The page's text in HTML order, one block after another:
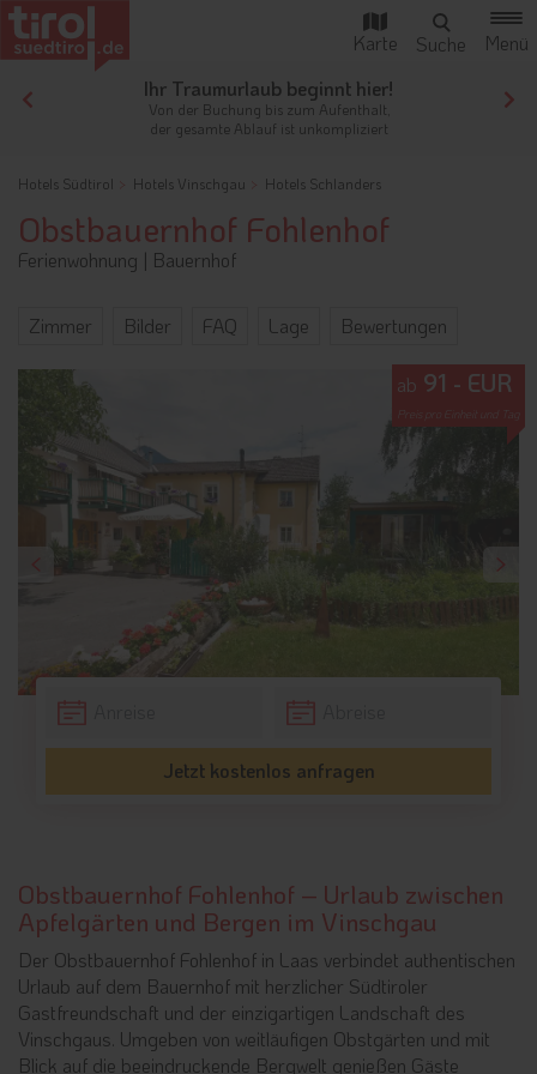
Ihr Traumurlaub beginnt hier!
Von der Buchung bis zum Aufenthalt,
der gesamte Ablauf ist unkompliziert
Hotels Südtirol Hotels Vinschgau Hotels Schlanders
Obstbauernhof Fohlenhof
Ferienwohnung | Bauernhof
Zimmer Bilder FAQ Lage Bewertungen
ab 91 - EUR
Jetzt kostenlos anfragen
Obstbauernhof Fohlenhof – Urlaub zwischen
Apfelgärten und Bergen im Vinschgau
Der Obstbauernhof Fohlenhof in Laas verbindet authentischen
Urlaub auf dem Bauernhof mit herzlicher Südtiroler
Gastfreundschaft und der einzigartigen Landschaft des
Vinschgaus. Umgeben von weitläufigen Obstgärten und mit
Blick auf die beeindruckende Bergwelt genießen Gäste